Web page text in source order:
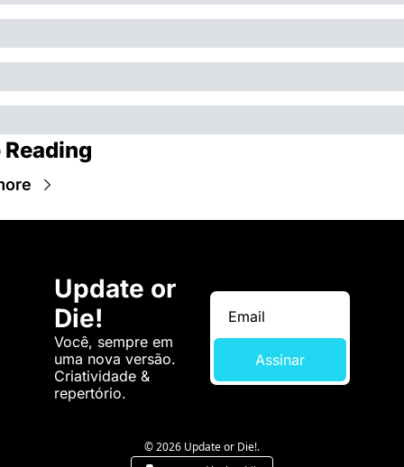
Reading
Update or
Die!
Você, sempre em
uma nova versão.
Criatividade &
repertório.
Assinar
© 2026 Update or Die!.